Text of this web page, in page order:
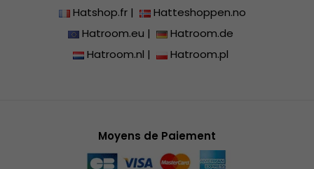
Hatshop.fr|
Hatteshoppen.no
Hatroom.eu |
Hatroom.de
Hatroom.nl | Hatroom.pl
Moyens de Paiement